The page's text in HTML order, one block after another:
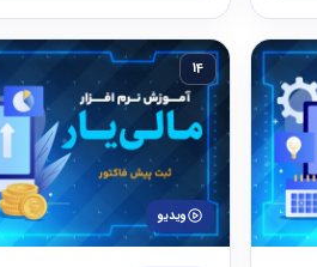
14
ویدیو